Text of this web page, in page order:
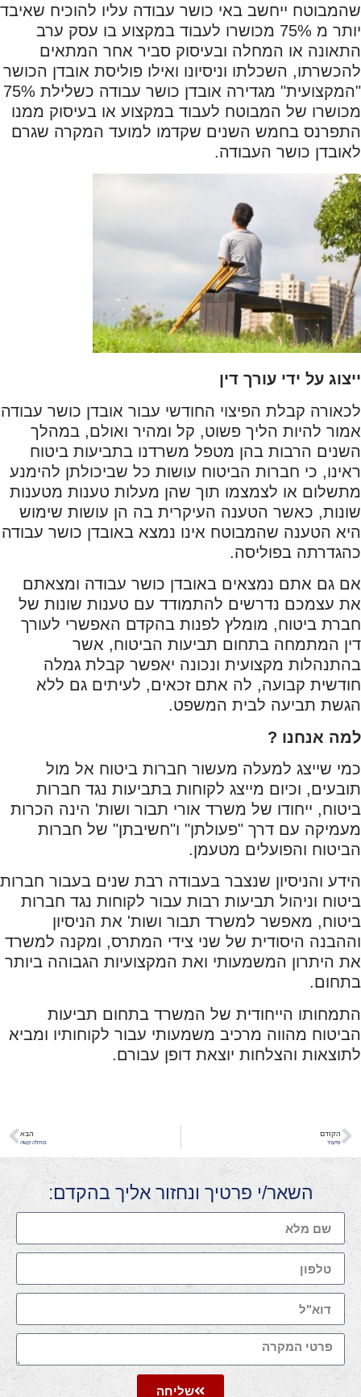
שהמבוטח ייחשב באי כושר עבודה עליו להוכיח שאיבד
יותר מ 75% מכושרו לעבוד במקצוע בו עסק ערב
התאונה או המחלה ובעיסוק סביר אחר המתאים
להכשרתו, השכלתו וניסיונו ואילו פוליסת אובדן הכושר
"המקצועית" מגדירה אובדן כושר עבודה כשלילת 75%
מכושרו של המבוטח לעבוד במקצוע או בעיסוק ממנו
התפרנס בחמש השנים שקדמו למועד המקרה שגרם
לאובדן כושר העבודה.
ייצוג על ידי עורך דין
לכאורה קבלת הפיצוי החודשי עבור אובדן כושר עבודה
אמור להיות הליך פשוט, קל ומהיר ואולם, במהלך
השנים הרבות בהן מטפל משרדנו בתביעות ביטוח
ראינו, כי חברות הביטוח עושות כל שביכולתן להימנע
מתשלום או לצמצמו תוך שהן מעלות טענות מטענות
שונות, כאשר הטענה העיקרית בה הן עושות שימוש
היא הטענה שהמבוטח אינו נמצא באובדן כושר עבודה
כהגדרתה בפוליסה.
אם גם אתם נמצאים באובדן כושר עבודה ומצאתם
את עצמכם נדרשים להתמודד עם טענות שונות של
חברת ביטוח, מומלץ לפנות בהקדם האפשרי לעורך
דין המתמחה בתחום תביעות הביטוח, אשר
בהתנהלות מקצועית ונכונה יאפשר קבלת גמלה
חודשית קבועה, לה אתם זכאים, לעיתים גם ללא
הגשת תביעה לבית המשפט.
למה אנחנו ?
כמי שייצג למעלה מעשור חברות ביטוח אל מול
תובעים, וכיום מייצג לקוחות בתביעות נגד חברות
ביטוח, ייחודו של משרד אורי תבור ושות' הינה הכרות
מעמיקה עם דרך "פעולתן" ו"חשיבתן" של חברות
הביטוח והפועלים מטעמן.
הידע והניסיון שנצבר בעבודה רבת שנים בעבור חברות
ביטוח וניהול תביעות רבות עבור לקוחות נגד חברות
ביטוח, מאפשר למשרד תבור ושות' את הניסיון
וההבנה היסודית של שני צידי המתרס, ומקנה למשרד
את היתרון המשמעותי ואת המקצועיות הגבוהה ביותר
בתחום.
התמחותו הייחודית של המשרד בתחום תביעות
הביטוח מהווה מרכיב משמעותי עבור לקוחותיו ומביא
לתוצאות והצלחות יוצאת דופן עבורם.
הקודם
סיעוד
הבא
מחלה קשה
השאר/י פרטיך ונחזור אליך בהקדם:
שליחה